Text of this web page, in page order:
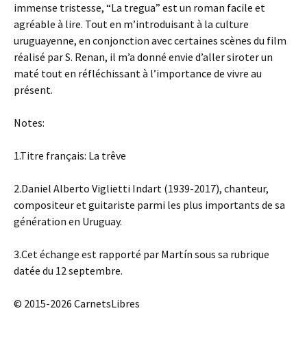
immense tristesse, “La tregua” est un roman facile et
agréable à lire. Tout en m’introduisant à la culture
uruguayenne, en conjonction avec certaines scènes du film
réalisé par S. Renan, il m’a donné envie d’aller siroter un
maté tout en réfléchissant à l’importance de vivre au
présent.
Notes:
1.Titre français: La trêve
2.Daniel Alberto Viglietti Indart (1939-2017), chanteur,
compositeur et guitariste parmi les plus importants de sa
génération en Uruguay.
3.Cet échange est rapporté par Martín sous sa rubrique
datée du 12 septembre.
© 2015-2026 CarnetsLibres